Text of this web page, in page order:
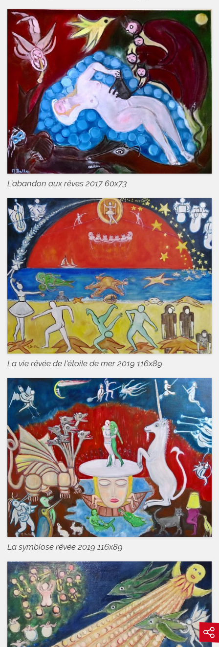
L'abandon aux rêves 2017 60x73
La vie rêvée de l'étoile de mer 2019 116x89
La symbiose rêvée 2019 116x89